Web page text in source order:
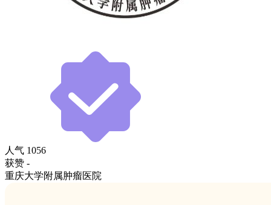
人气 1056
获赞 -
重庆大学附属肿瘤医院